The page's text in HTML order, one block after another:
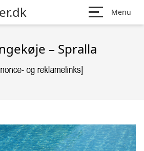
Menu
– Spralla